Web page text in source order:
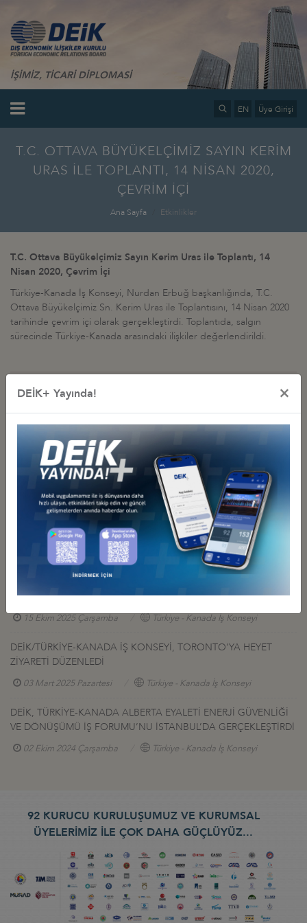
İŞİMİZ, TİCARİ DİPLOMASİ
EN Üye Girişi
T.C. OTTAVA BÜYÜKELÇİMİZ SAYIN KERİM
URAS İLE TOPLANTI, 14 NİSAN 2020,
ÇEVRİM İÇİ
Ana Sayfa Etkinlikler
T.C. Ottava Büyükelçimiz Sayın Kerim Uras ile Toplantı, 14
Nisan 2020, Çevrim İçi
Türkiye-Kanada İş Konseyi, Nurdan Erbuğ başkanlığında, T.C.
Ottava Büyükelçimiz Sn. Kerim Uras ile Toplantısını, 14 Nisan 2020
tarihinde çevrim içi olarak gerçekleştirdi. Toplantıda, salgın
sürecinde Türkiye-Kanada arasındaki ilişkiler değerlendirildi.
PDAC 2026 TÜRKİYE OTURUMU: “EKONOMİDE MADENCİLİĞİN
STRATEJİK ROLÜ VE GELECEĞİ” PANELİ, TORONTO
01 Mart 2026 Pazar Türkiye - Kanada İş Konseyi
DEİK/TÜRKİYE-KANADA İŞ KONSEYİ, ENERJİ VE TABİİ
KAYNAKLAR BAKANI ALPARSLAN BAYRAKTAR’IN
KATILIMLARIYLA TORONTO’YA HEYET ZİYARETİ DÜZENLEDİ
01 Mart 2026 Pazar Türkiye - Kanada İş Konseyi
TÜRKİYE’NİN EN BÜYÜK SAVUNMA SANAYİİ ŞİRKETLERİNDEN
KANADA ÇIKARMASI
15 Ekim 2025 Çarşamba Türkiye - Kanada İş Konseyi
DEİK/TÜRKİYE-KANADA İŞ KONSEYİ, TORONTO’YA HEYET
ZİYARETİ DÜZENLEDİ
03 Mart 2025 Pazartesi Türkiye - Kanada İş Konseyi
DEİK, TÜRKİYE-KANADA ALBERTA EYALETİ ENERJİ GÜVENLİĞİ
VE DÖNÜŞÜMÜ İŞ FORUMU’NU İSTANBUL’DA GERÇEKLEŞTİRDİ
02 Ekim 2024 Çarşamba Türkiye - Kanada İş Konseyi
92 KURUCU KURULUŞUMUZ VE KURUMSAL
ÜYELERİMİZ İLE ÇOK DAHA GÜÇLÜYÜZ...
DEİK+ Yayında! ×